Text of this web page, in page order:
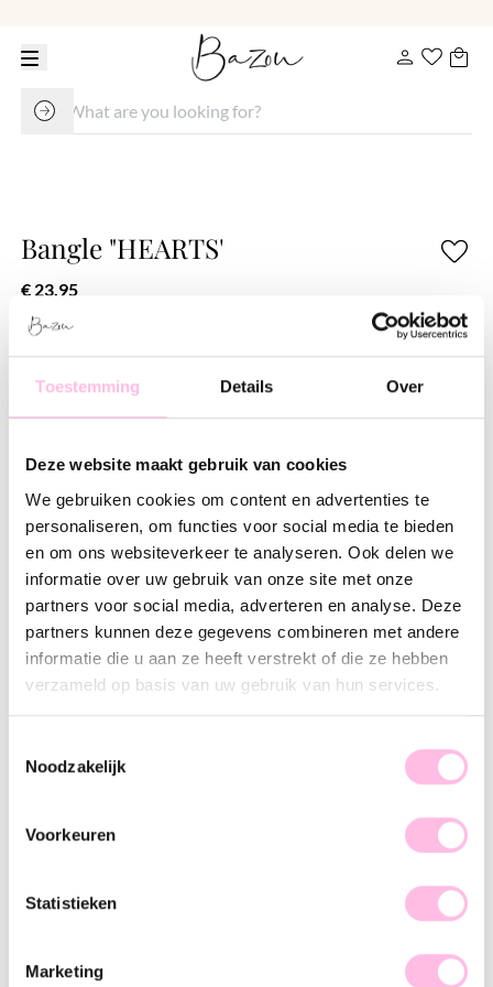
Toestemming Details Over
Deze website maakt gebruik van cookies
We gebruiken cookies om content en advertenties te
personaliseren, om functies voor social media te bieden
en om ons websiteverkeer te analyseren. Ook delen we
informatie over uw gebruik van onze site met onze
partners voor social media, adverteren en analyse. Deze
partners kunnen deze gegevens combineren met andere
informatie die u aan ze heeft verstrekt of die ze hebben
verzameld op basis van uw gebruik van hun services.
Noodzakelijk
Voorkeuren
Statistieken
Marketing
Bangle "HEARTS'
€ 23.95
Variants:
Shipping from €1.95
Premium stainless steel
Description Feature SKU
We love it! Whether you combine this bracelet with multiple
bracelets for a fun arm party or wear it on its own, it doesn't
matter. This steel bangle goes with every outfit... time to shine
baby!
Our bangle bracelets are made of stainless steel. We have the
bracelets in many shapes and sizes, and they are all
♥ YOU MAY ALSO LOVE...
Bangle wide flared - gold Bangle wide bruised - gold